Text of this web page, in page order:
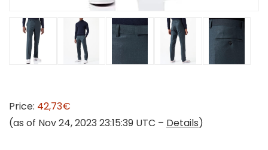
Price: 42,73€
(as of Nov 24, 2023 23:15:39 UTC – Details)